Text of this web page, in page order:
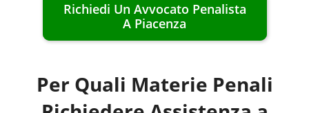
Richiedi Un Avvocato Penalista
A Piacenza
Per Quali Materie Penali